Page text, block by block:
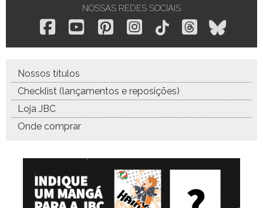
NOSSAS REDES SOCIAIS
Nossos títulos
Checklist (lançamentos e reposições)
Loja JBC
Onde comprar